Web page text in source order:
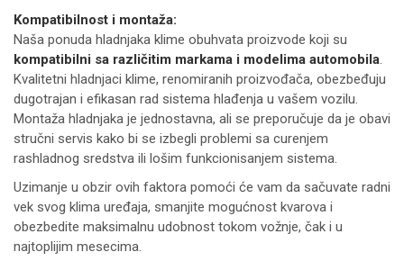
Kompatibilnost i montaža:
Naša ponuda hladnjaka klime obuhvata proizvode koji su
kompatibilni sa različitim markama i modelima automobila.
Kvalitetni hladnjaci klime, renomiranih proizvođača, obezbeđuju
dugotrajan i efikasan rad sistema hlađenja u vašem vozilu.
Montaža hladnjaka je jednostavna, ali se preporučuje da je obavi
stručni servis kako bi se izbegli problemi sa curenjem
rashladnog sredstva ili lošim funkcionisanjem sistema.
Uzimanje u obzir ovih faktora pomoći će vam da sačuvate radni
vek svog klima uređaja, smanjite mogućnost kvarova i
obezbedite maksimalnu udobnost tokom vožnje, čak i u
najtoplijim mesecima.